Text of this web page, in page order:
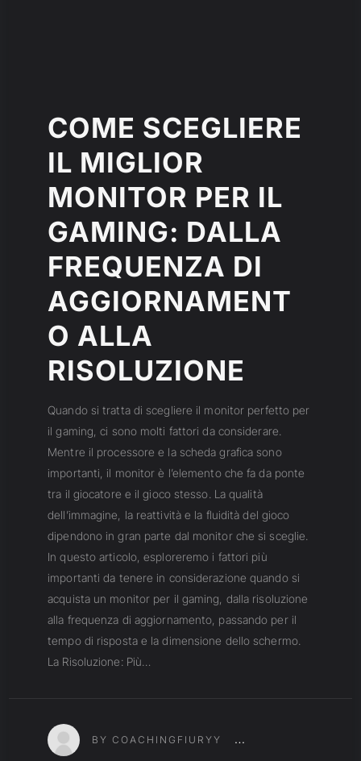
COME SCEGLIERE
IL MIGLIOR
MONITOR PER IL
GAMING: DALLA
FREQUENZA DI
AGGIORNAMENT
O ALLA
RISOLUZIONE
Quando si tratta di scegliere il monitor perfetto per
il gaming, ci sono molti fattori da considerare.
Mentre il processore e la scheda grafica sono
importanti, il monitor è l’elemento che fa da ponte
tra il giocatore e il gioco stesso. La qualità
dell’immagine, la reattività e la fluidità del gioco
dipendono in gran parte dal monitor che si sceglie.
In questo articolo, esploreremo i fattori più
importanti da tenere in considerazione quando si
acquista un monitor per il gaming, dalla risoluzione
alla frequenza di aggiornamento, passando per il
tempo di risposta e la dimensione dello schermo.
La Risoluzione: Più…
BY COACHINGFIURYY